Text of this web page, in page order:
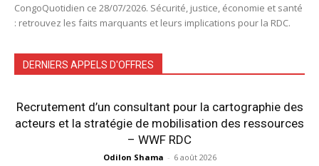
CongoQuotidien ce 28/07/2026. Sécurité, justice, économie et santé
: retrouvez les faits marquants et leurs implications pour la RDC.
DERNIERS APPELS D'OFFRES
Recrutement d’un consultant pour la cartographie des
acteurs et la stratégie de mobilisation des ressources
– WWF RDC
Odilon Shama - 6 août 2026